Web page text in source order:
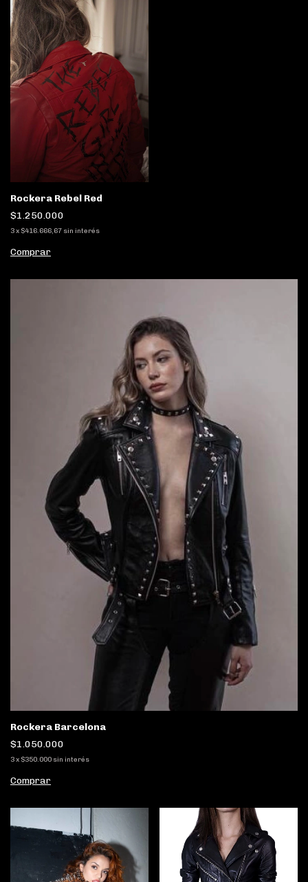
Rockera Rebel Red
$1.250.000
3x $416.666,67 sin interés
Comprar
Rockera Barcelona
$1.050.000
3x $350.000 sin interés
Comprar